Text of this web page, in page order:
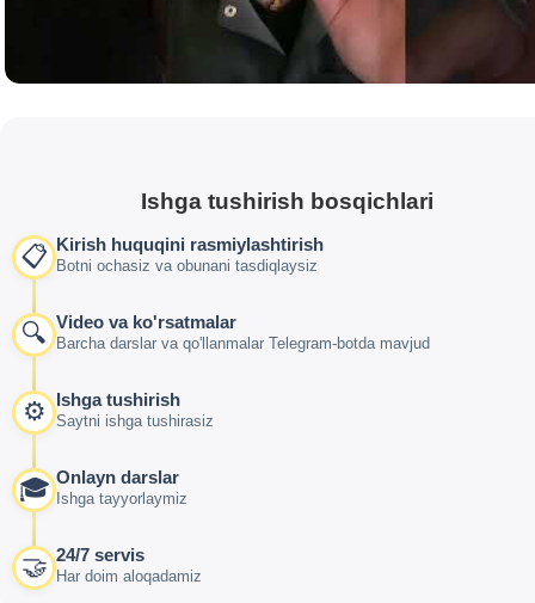
Ishga tushirish bosqichlari
📋 Kirish huquqini rasmiylashtirish
Botni ochasiz va obunani tasdiqlaysiz
🔍 Video va ko'rsatmalar
Barcha darslar va qo'llanmalar Telegram-botda mavjud
⚙️ Ishga tushirish
Saytni ishga tushirasiz
🎓 Onlayn darslar
Ishga tayyorlaymiz
🤝 24/7 servis
Har doim aloqadamiz